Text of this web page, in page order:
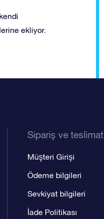
ekliyor.
Sipariş ve teslimat
Müşteri Girişi
Ödeme bilgileri
Sevkiyat bilgileri
İade Politikası